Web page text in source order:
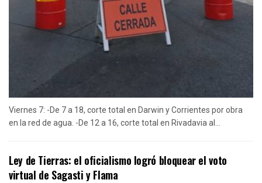
Viernes 7: -De 7 a 18, corte total en Darwin y Corrientes por obra
en la red de agua. -De 12 a 16, corte total en Rivadavia al...
Ley de Tierras: el oficialismo logró bloquear el voto
virtual de Sagasti y Flama